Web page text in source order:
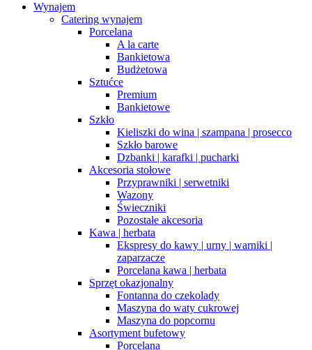
Wynajem
Catering wynajem
Porcelana
A la carte
Bankietowa
Budżetowa
Sztućce
Premium
Bankietowe
Szkło
Kieliszki do wina | szampana | prosecco
Szkło barowe
Dzbanki | karafki | pucharki
Akcesoria stołowe
Przyprawniki | serwetniki
Wazony
Świeczniki
Pozostałe akcesoria
Kawa | herbata
Ekspresy do kawy | urny | warniki |
zaparzacze
Porcelana kawa | herbata
Sprzęt okazjonalny
Fontanna do czekolady
Maszyna do waty cukrowej
Maszyna do popcornu
Asortyment bufetowy
Porcelana